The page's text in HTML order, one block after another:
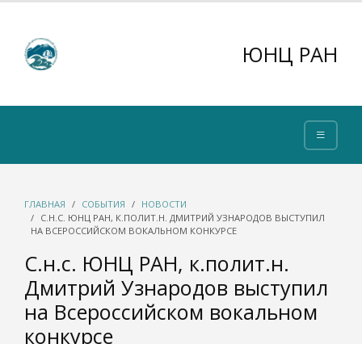
ЮНЦ РАН
ГЛАВНАЯ СОБЫТИЯ
НОВОСТИ
С.Н.С. ЮНЦ РАН, К.ПОЛИТ.Н. ДМИТРИЙ УЗНАРОДОВ ВЫСТУПИЛ
НА ВСЕРОССИЙСКОМ ВОКАЛЬНОМ КОНКУРСЕ
С.н.с. ЮНЦ РАН, к.полит.н.
Дмитрий Узнародов выступил
на Всероссийском вокальном
конкурсе